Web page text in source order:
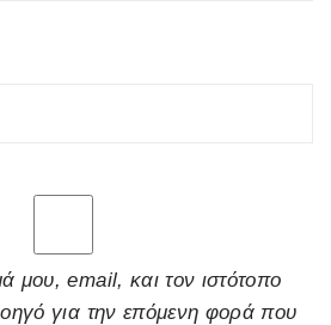
μου, email, και τον ιστότοπο
για την επόμενη φορά που